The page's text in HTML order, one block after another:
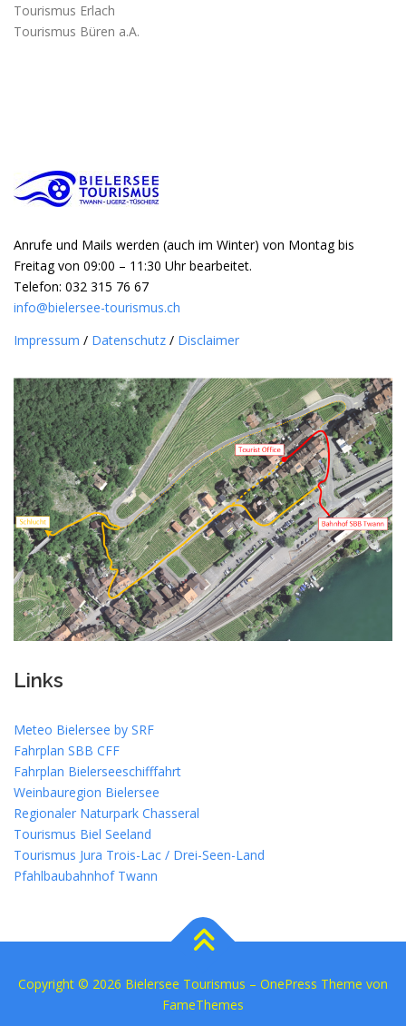
Tourismus Erlach
Tourismus Büren a.A.
Anrufe und Mails werden (auch im Winter) von Montag bis
Freitag von 09:00 – 11:30 Uhr bearbeitet.
Telefon: 032 315 76 67
info@bielersee-tourismus.ch
Impressum / Datenschutz / Disclaimer
Links
Meteo Bielersee by SRF
Fahrplan SBB CFF
Fahrplan Bielerseeschifffahrt
Weinbauregion Bielersee
Regionaler Naturpark Chasseral
Tourismus Biel Seeland
Tourismus Jura Trois-Lac / Drei-Seen-Land
Pfahlbaubahnhof Twann
Copyright © 2026 Bielersee Tourismus – OnePress Theme von
FameThemes